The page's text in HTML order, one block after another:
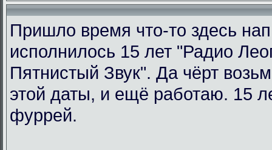
Пришло время что-то здесь
исполнилось 15 лет "Радио
Пятнистый Звук". Да чёрт
этой даты, и ещё работаю. 15
фуррей.